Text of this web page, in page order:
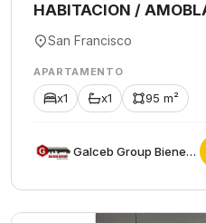
HABITACION /
San Francisco
APARTAMENTO
x1 x1 95 m²
Galceb Group Bienes Raices